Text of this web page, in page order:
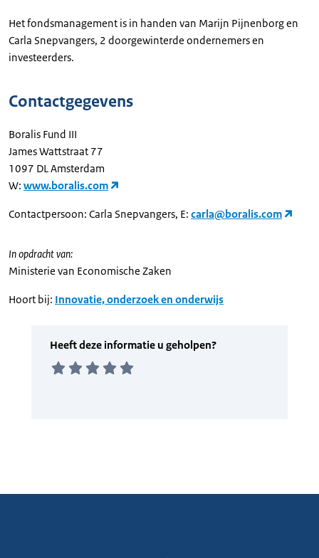
Het fondsmanagement is in handen van Marijn Pijnenborg en
Carla Snepvangers, 2 doorgewinterde ondernemers en
investeerders.
Contactgegevens
Boralis Fund III
James Wattstraat 77
1097 DL Amsterdam
W: www.boralis.com
Contactpersoon: Carla Snepvangers, E: carla@boralis.com
In opdracht van:
Ministerie van Economische Zaken
Hoort bij: Innovatie, onderzoek en onderwijs